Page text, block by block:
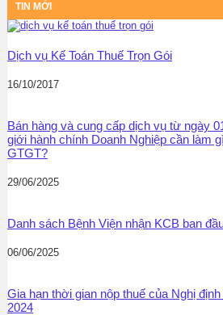
TIN MỚI
Dịch vụ Kế Toán Thuế Trọn Gói
16/10/2017
Bán hàng và cung cấp dịch vụ từ ngày
giới hành chính Doanh Nghiệp cần làm
GTGT?
29/06/2025
Danh sách Bệnh Viện nhận KCB ban
06/06/2025
Gia hạn thời gian nộp thuế của Nghị
2024